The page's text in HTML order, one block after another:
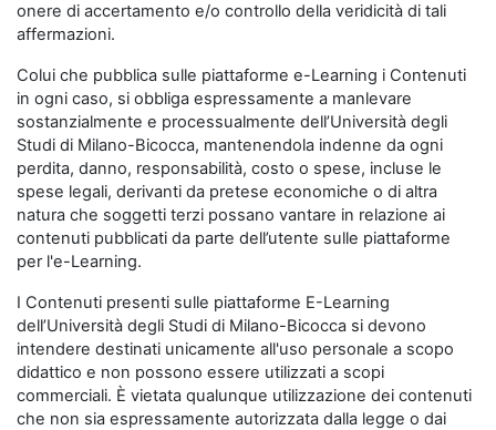
onere di accertamento e/o controllo della veridicità di tali
affermazioni.
Colui che pubblica sulle piattaforme e-Learning i Contenuti
in ogni caso, si obbliga espressamente a manlevare
sostanzialmente e processualmente dell’Università degli
Studi di Milano-Bicocca, mantenendola indenne da ogni
perdita, danno, responsabilità, costo o spese, incluse le
spese legali, derivanti da pretese economiche o di altra
natura che soggetti terzi possano vantare in relazione ai
contenuti pubblicati da parte dell’utente sulle piattaforme
per l'e-Learning.
I Contenuti presenti sulle piattaforme E-Learning
dell’Università degli Studi di Milano-Bicocca si devono
intendere destinati unicamente all'uso personale a scopo
didattico e non possono essere utilizzati a scopi
commerciali. È vietata qualunque utilizzazione dei contenuti
che non sia espressamente autorizzata dalla legge o dai